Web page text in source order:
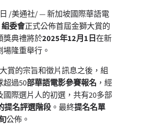
/美通社/ — 新加坡國際華語電
委會正式公佈首屆金獅大賞的
獎典禮將於2025年12月1日在新
隆重舉行。
賞的宗旨和徵片訊息之後，組
超過50部華語電影參賽報名 ，經
際選片人的初選，共有20多部
提名評選階段。最終提名名單
公佈。